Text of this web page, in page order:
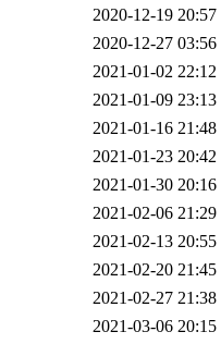
2020-12-19 20:57
2020-12-27 03:56
2021-01-02 22:12
2021-01-09 23:13
2021-01-16 21:48
2021-01-23 20:42
2021-01-30 20:16
2021-02-06 21:29
2021-02-13 20:55
2021-02-20 21:45
2021-02-27 21:38
2021-03-06 20:15